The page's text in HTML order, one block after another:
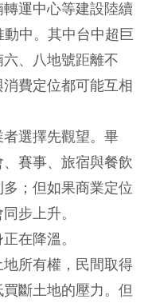
運中心等建設陸續
中。其中台中超巨
、八地號距離不
費定位都可能互相
選擇先觀望。畢
賽事、旅宿與餐飲
；但如果商業定位
步上升。
在降溫。
所有權，民間取得
斷土地的壓力。但